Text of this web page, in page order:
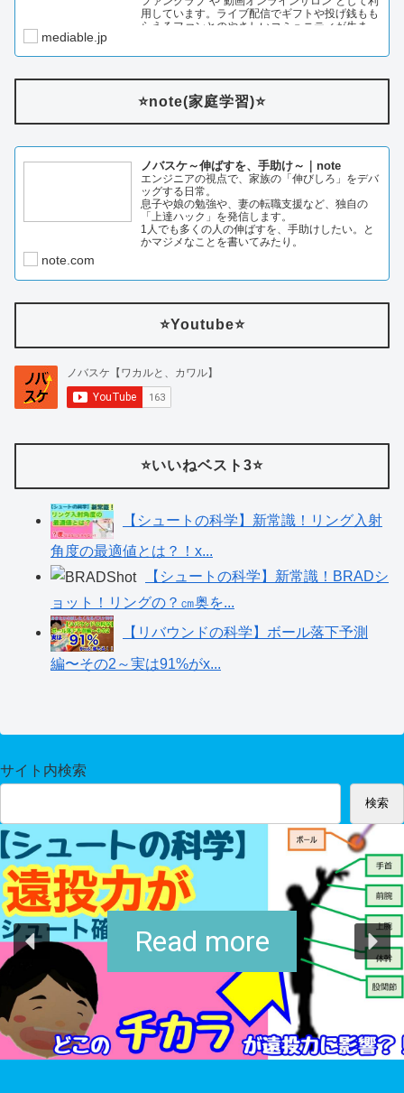
用しています。ライブ配信でギフトや投げ銭もも
らえるファンとのやさしいコミュニティが生ま…
mediable.jp
⭐️note(家庭学習)⭐️
ノバスケ～伸ばすを、手助け～｜note
エンジニアの視点で、家族の「伸びしろ」をデバ
ッグする日常。
息子や娘の勉強や、妻の転職支援など、独自の
「上達ハック」を発信します。
1人でも多くの人の伸ばすを、手助けしたい。と
かマジメなことを書いてみたり。
note.com
⭐️Youtube⭐️
⭐️いいねベスト3⭐️
【シュートの科学】新常識！リング入射
角度の最適値とは？！x...
【シュートの科学】新常識！BRADシ
ョット！リングの？㎝奥を...
【リバウンドの科学】ボール落下予測
編〜その2～実は91%がx...
サイト内検索
検索
Read more